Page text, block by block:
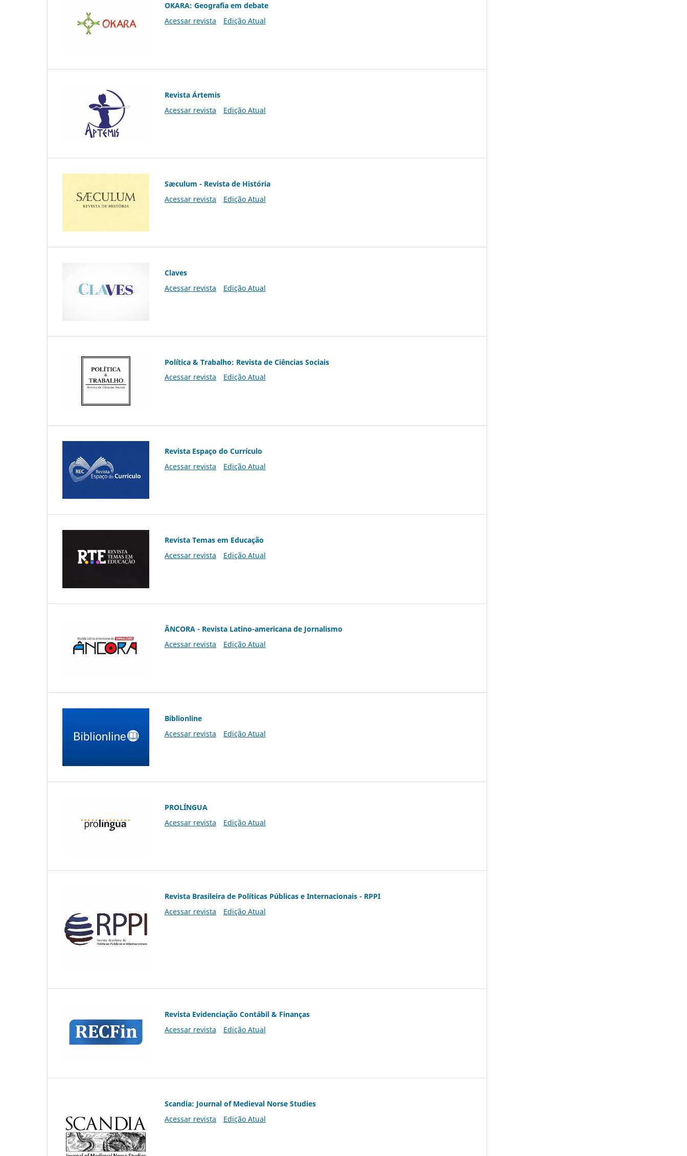
OKARA: Geografia em debate
Acessar revista
Edição Atual
Revista Ártemis
Acessar revista
Edição Atual
Sæculum - Revista de História
Acessar revista
Edição Atual
Claves
Acessar revista
Edição Atual
Política & Trabalho: Revista de Ciências Sociais
Acessar revista
Edição Atual
Revista Espaço do Currículo
Acessar revista
Edição Atual
Revista Temas em Educação
Acessar revista
Edição Atual
ÂNCORA - Revista Latino-americana de Jornalismo
Acessar revista
Edição Atual
Biblionline
Acessar revista
Edição Atual
PROLÍNGUA
Acessar revista
Edição Atual
Revista Brasileira de Políticas Públicas e Internacionais - RPPI
Acessar revista
Edição Atual
Revista Evidenciação Contábil & Finanças
Acessar revista
Edição Atual
Scandia: Journal of Medieval Norse Studies
Acessar revista
Edição Atual